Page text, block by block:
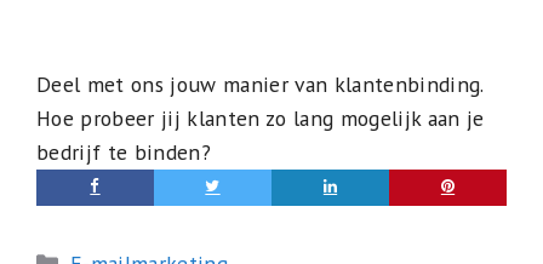
Deel met ons jouw manier van klantenbinding.
Hoe probeer jij klanten zo lang mogelijk aan je
bedrijf te binden?
Categorieën